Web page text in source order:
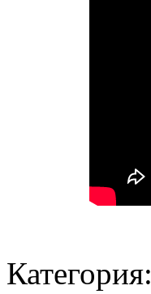
Категория: